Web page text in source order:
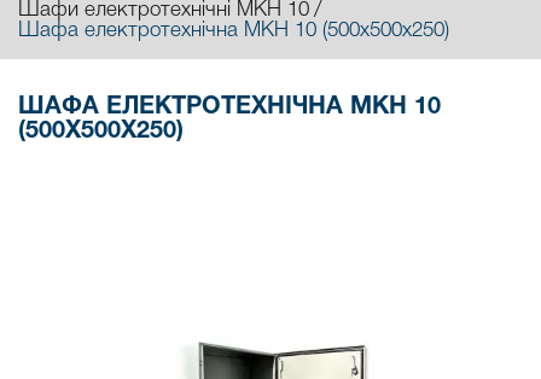
Шафи електротехнічні МКН 10
Шафа електротехнічна МКН 10 (500х500х250)
ШАФА ЕЛЕКТРОТЕХНІЧНА МКН 10
(500Х500Х250)